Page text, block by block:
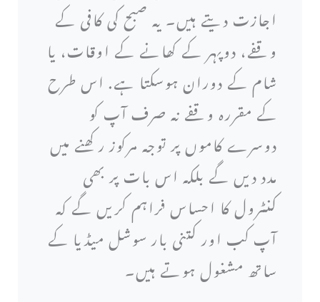
اجازت دیتے ہیں۔ یہ صبح کی کافی کے
وقفے، دوپہر کے کھانے کے اوقات، یا
شام کے دوران ہوسکتا ہے. اس طرح
کے مقررہ وقفے نہ صرف آپ کو
دوسرے کاموں پر توجہ مرکوز رکھنے میں
مدد دیں گے بلکہ اس بات پر بھی
کنٹرول کا احساس فراہم کریں گے کہ
آپ کب اور کتنی بار سوشل میڈیا کے
ساتھ مشغول ہوتے ہیں۔